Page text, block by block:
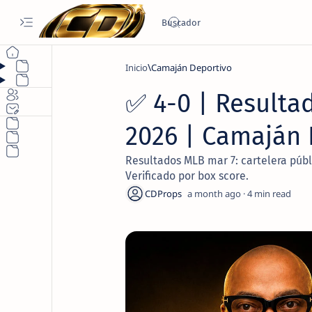
Inicio Camaján Deportivo
✅ 4-0 |
2026 |
Resultados MLB mar 7: cartelera
Verificado por box score.
a month ago 4